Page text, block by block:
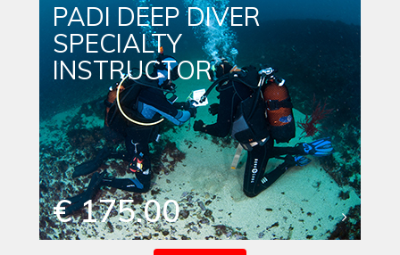
PADI DEEP DIVER
SPECIALTY
INSTRUCTOR
€ 175.00